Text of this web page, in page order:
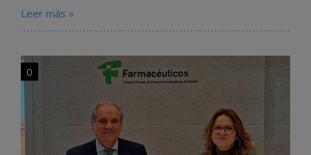
Leer más »
0